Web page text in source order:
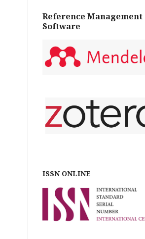
Reference Management
Software
ISSN ONLINE